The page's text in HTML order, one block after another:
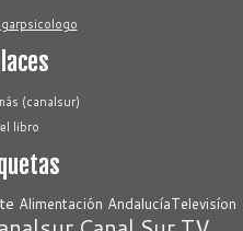
(canalsur)
libro
Alimentación AndalucíaTelevisíon